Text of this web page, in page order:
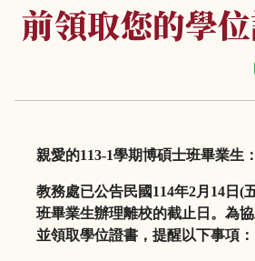
前領取您的學
親愛的113-1學期博碩士班畢業生：
教務處已公告民國114年2月 14 日 (
班畢業生辦理離校的截止日。為
並領取學位證書， 提醒以下事項：